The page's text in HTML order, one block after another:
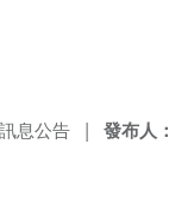
發布人：
息公告 |